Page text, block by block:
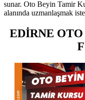
sunar. Oto Beyin Tamir
alanında uzmanlaşmak
EDİRNE